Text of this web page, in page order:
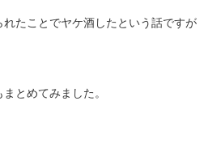
たことでヤケ酒したという話ですが
とめてみました。